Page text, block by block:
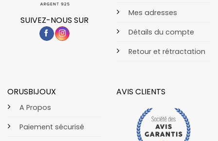
SUIVEZ-NOUS SUR
Mes adresses
Détails du compte
Retour et rétractation
ORUSBIJOUX
A Propos
Paiement sécurisé
AVIS CLIENTS